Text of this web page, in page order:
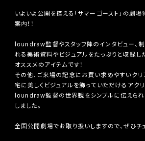
いよいよ公開を控える「サマーゴースト」の劇
案内！！
loundraw監督やスタッフ陣のインタビュー、
れる美術資料やビジュアルをたっぷりと収録し
オススメのアイテムです！
その他、ご来場の記念にお買い求めやすいクリ
宅に美しくビジュアルを飾っていただけるアクリ
loundraw監督の世界観をシンプルに伝えられ
しました。
全国公開劇場でお取り扱いしますので、ぜひチ